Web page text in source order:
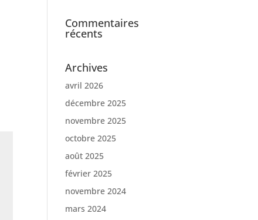
Commentaires
récents
Archives
avril 2026
décembre 2025
novembre 2025
octobre 2025
août 2025
février 2025
novembre 2024
mars 2024